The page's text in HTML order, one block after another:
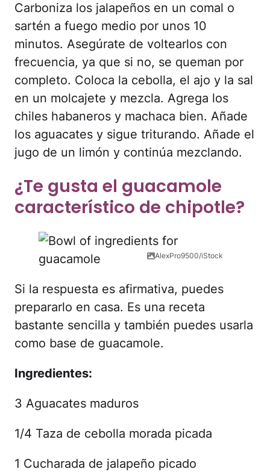
Carboniza los jalapeños en un comal o
sartén a fuego medio por unos 10
minutos. Asegúrate de voltearlos con
frecuencia, ya que si no, se queman por
completo. Coloca la cebolla, el ajo y la sal
en un molcajete y mezcla. Agrega los
chiles habaneros y machaca bien. Añade
los aguacates y sigue triturando. Añade el
jugo de un limón y continúa mezclando.
¿Te gusta el guacamole
característico de chipotle?
AlexPro9500/iStock
Si la respuesta es afirmativa, puedes
prepararlo en casa. Es una receta
bastante sencilla y también puedes usarla
como base de guacamole.
Ingredientes:
3 Aguacates maduros
1/4 Taza de cebolla morada picada
1 Cucharada de jalapeño picado